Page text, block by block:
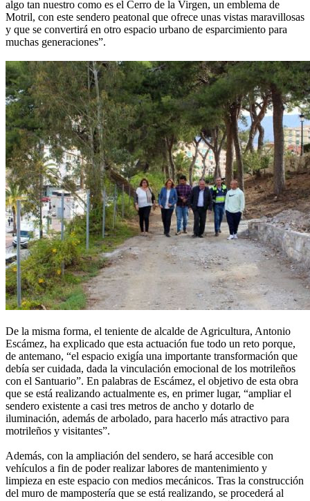
algo tan nuestro como es el Cerro de la Virgen, un emblema de
Motril, con este sendero peatonal que ofrece unas vistas maravillosas
y que se convertirá en otro espacio urbano de esparcimiento para
muchas generaciones”.
De la misma forma, el teniente de alcalde de Agricultura, Antonio
Escámez, ha explicado que esta actuación fue todo un reto porque,
de antemano, “el espacio exigía una importante transformación que
debía ser cuidada, dada la vinculación emocional de los motrileños
con el Santuario”. En palabras de Escámez, el objetivo de esta obra
que se está realizando actualmente es, en primer lugar, “ampliar el
sendero existente a casi tres metros de ancho y dotarlo de
iluminación, además de arbolado, para hacerlo más atractivo para
motrileños y visitantes”.
Además, con la ampliación del sendero, se hará accesible con
vehículos a fin de poder realizar labores de mantenimiento y
limpieza en este espacio con medios mecánicos. Tras la construcción
del muro de mampostería que se está realizando, se procederá al